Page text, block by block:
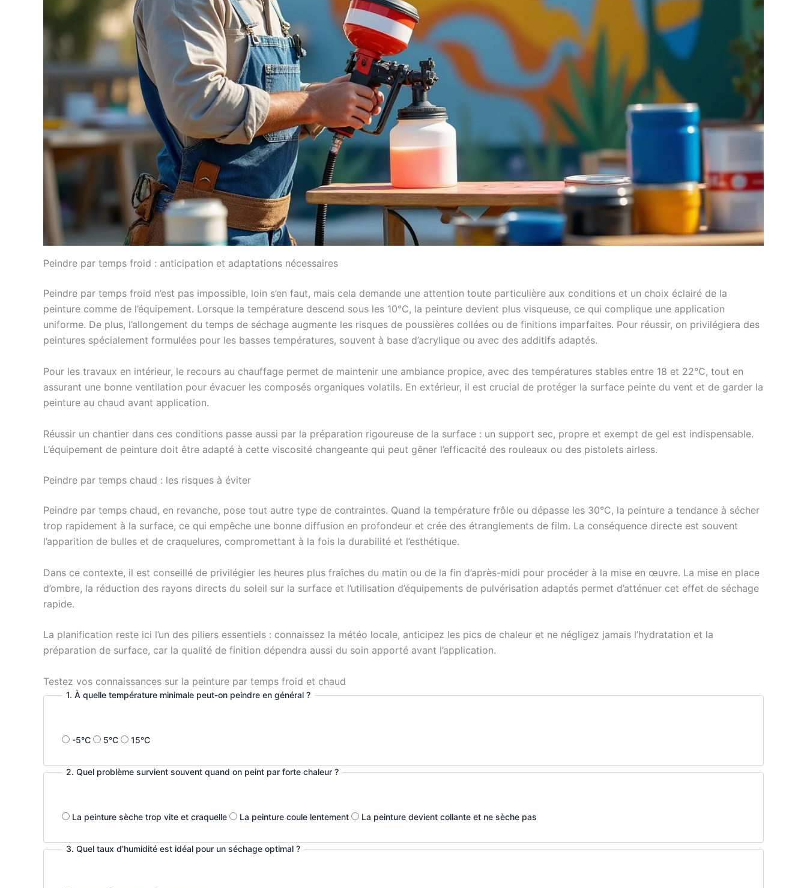
Peindre par temps froid : anticipation et adaptations nécessaires
Peindre par temps froid n’est pas impossible, loin s’en faut, mais cela demande une attention toute particulière aux conditions et un choix éclairé de la
peinture comme de l’équipement. Lorsque la température descend sous les 10°C, la peinture devient plus visqueuse, ce qui complique une application
uniforme. De plus, l’allongement du temps de séchage augmente les risques de poussières collées ou de finitions imparfaites. Pour réussir, on privilégiera des
peintures spécialement formulées pour les basses températures, souvent à base d’acrylique ou avec des additifs adaptés.
Pour les travaux en intérieur, le recours au chauffage permet de maintenir une ambiance propice, avec des températures stables entre 18 et 22°C, tout en
assurant une bonne ventilation pour évacuer les composés organiques volatils. En extérieur, il est crucial de protéger la surface peinte du vent et de garder la
peinture au chaud avant application.
Réussir un chantier dans ces conditions passe aussi par la préparation rigoureuse de la surface : un support sec, propre et exempt de gel est indispensable.
L’équipement de peinture doit être adapté à cette viscosité changeante qui peut gêner l’efficacité des rouleaux ou des pistolets airless.
Peindre par temps chaud : les risques à éviter
Peindre par temps chaud, en revanche, pose tout autre type de contraintes. Quand la température frôle ou dépasse les 30°C, la peinture a tendance à sécher
trop rapidement à la surface, ce qui empêche une bonne diffusion en profondeur et crée des étranglements de film. La conséquence directe est souvent
l’apparition de bulles et de craquelures, compromettant à la fois la durabilité et l’esthétique.
Dans ce contexte, il est conseillé de privilégier les heures plus fraîches du matin ou de la fin d’après-midi pour procéder à la mise en œuvre. La mise en place
d’ombre, la réduction des rayons directs du soleil sur la surface et l’utilisation d’équipements de pulvérisation adaptés permet d’atténuer cet effet de séchage
rapide.
La planification reste ici l’un des piliers essentiels : connaissez la météo locale, anticipez les pics de chaleur et ne négligez jamais l’hydratation et la
préparation de surface, car la qualité de finition dépendra aussi du soin apporté avant l’application.
Testez vos connaissances sur la peinture par temps froid et chaud
1. À quelle température minimale peut-on peindre en général ?
-5°C 5°C 15°C
2. Quel problème survient souvent quand on peint par forte chaleur ?
La peinture sèche trop vite et craquelle La peinture coule lentement La peinture devient collante et ne sèche pas
3. Quel taux d’humidité est idéal pour un séchage optimal ?